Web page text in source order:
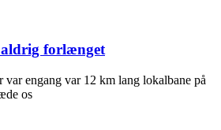
aldrig forlænget
var engang var 12 km lang lokalbane på
os